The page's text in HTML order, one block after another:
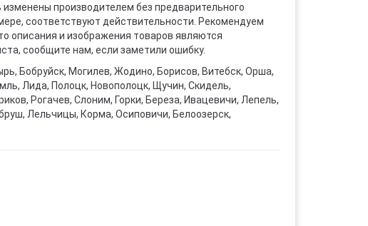
производителем без предварительного
соответствуют действительности. Рекомендуем
описания и изображения товаров являются
сообщите нам, если заметили ошибку.
Бобруйск, Могилев, Жодино, Борисов, Витебск, Орша,
Лида, Полоцк, Новополоцк, Щучин, Скидель,
Рогачев, Слоним, Горки, Береза, Ивацевичи, Лепель,
Лельчицы, Корма, Осиповичи, Белоозерск,